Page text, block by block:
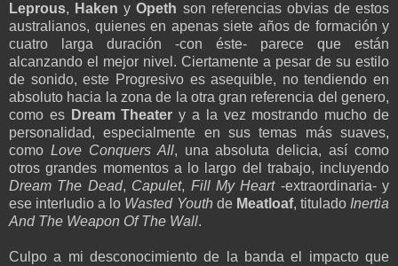
Leprous, Haken yOpeth son referencias obvias de estos
australianos, quienes en apenas siete años de formación y
cuatro larga duración -con éste- parece que están
alcanzando el mejor nivel. Ciertamente a pesar de su estilo
de sonido, este Progresivo es asequible, no tendiendo en
absoluto hacia la zona de la otra gran referencia del genero,
como es Dream Theater y a la vez mostrando mucho de
personalidad, especialmente en sus temas más suaves,
como Love Conquers All, una absoluta delicia, así como
otros grandes momentos a lo largo del trabajo, incluyendo
Dream The Dead, Capulet, Fill My Heart -extraordinaria- y
ese interludio a lo Wasted Youth de Meatloaf, titulado Inertia
And The Weapon Of The Wall.
Culpo a mi desconocimiento de la banda el impacto que